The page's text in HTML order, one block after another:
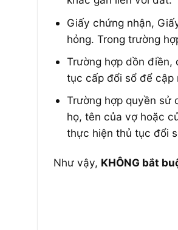
Giấy chứng nhận,
hỏng. Trong trường
Trường hợp dồn
tục cấp đổi sổ để cập
Trường hợp quyền sử
họ, tên của vợ hoặc
thực hiện thủ tục đổi
Như vậy, KHÔNG bắt